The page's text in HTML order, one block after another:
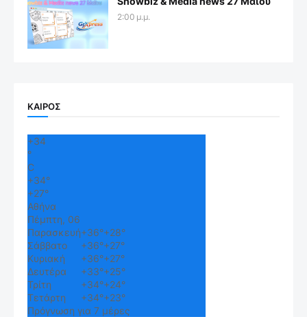
2:00 μ.μ.
ΚΑΙΡΟΣ
+34
°
C
+34°
+27°
Αθήνα
Πέμπτη, 06
Παρασκευή+36°+28°
Σάββατο
+36°+27°
Κυριακή
+36°+27°
Δευτέρα
+33°+25°
Τρίτη
+34°+24°
Τετάρτη
+34°+23°
Πρόγνωση για 7 μέρες